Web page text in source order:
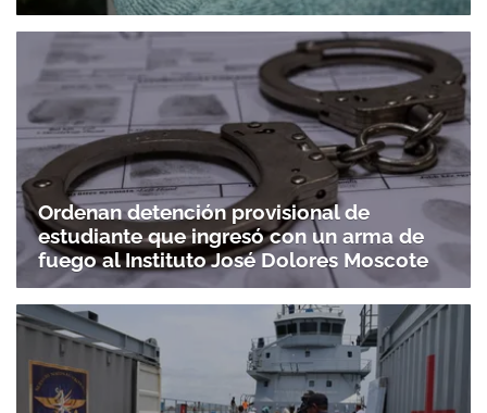
Ordenan detención provisional de
estudiante que ingresó con un arma de
fuego al Instituto José Dolores Moscote